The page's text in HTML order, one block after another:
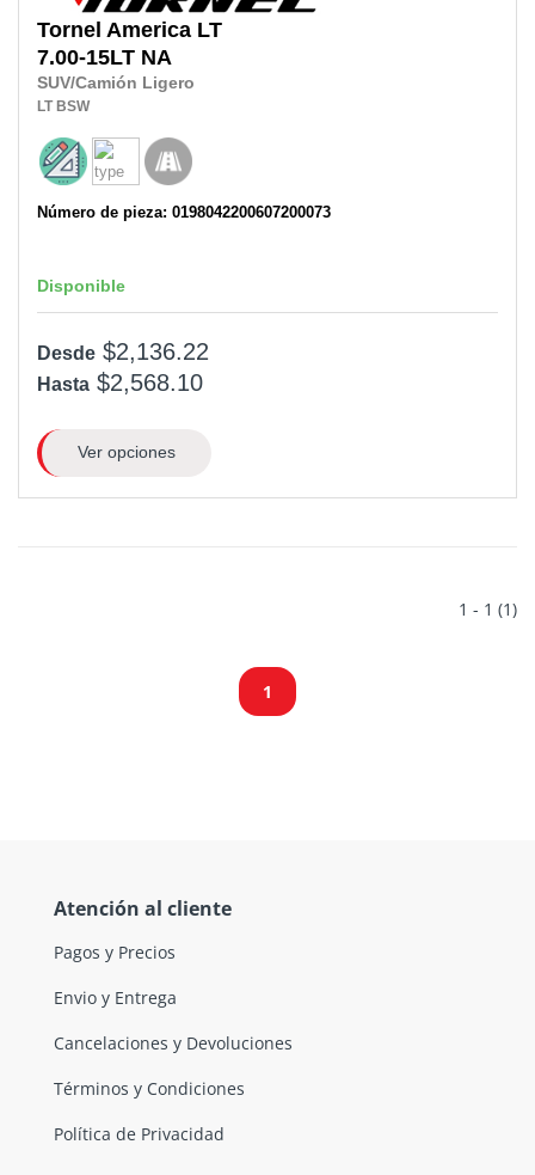
Tornel America LT
7.00-15LT NA
SUV/Camión Ligero
LT BSW
Número de pieza: 0198042200607200073
Disponible
Desde $2,136.22
Hasta $2,568.10
Ver opciones
1 - 1 (1)
1
Atención al cliente
Pagos y Precios
Envio y Entrega
Cancelaciones y Devoluciones
Términos y Condiciones
Política de Privacidad